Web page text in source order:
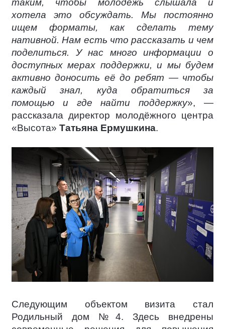
таким, чтобы молодёжь слышала и
хотела это обсуждать. Мы постоянно
ищем форматы, как сделать тему
нативной. Нам есть что рассказать и чем
поделиться. У нас много информации о
доступных мерах поддержки, и мы будем
активно доносить её до ребят — чтобы
каждый знал, куда обратиться за
помощью и где найти поддержку», —
рассказала директор молодёжного центра
«Высота» Татьяна Ермушкина.
Следующим объектом визита стал
Родильный дом №4. Здесь внедрены